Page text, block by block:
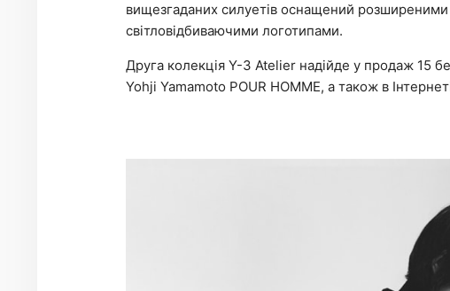
вищезгаданих силуетів оснащений
світловідбиваючими логотипами.
Друга колекція Y-3 Atelier надійде у продаж 15
Yohji Yamamoto POUR HOMME, а також в